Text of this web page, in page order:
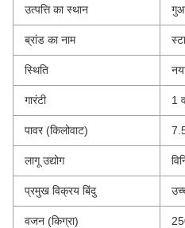
उत्पत्ति का स्थान
ब्रांड का नाम
स्थिति
गारंटी 1
पावर (किलोवाट)
लागू उद्योग
प्रमुख विक्रय बिंदु
वजन (किग्रा)